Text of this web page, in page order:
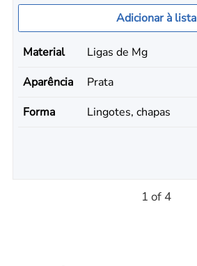
Adicionar à lista
Material
Ligas de Mg
Aparência
Prata
Forma
Lingotes, chapas
1 of 4